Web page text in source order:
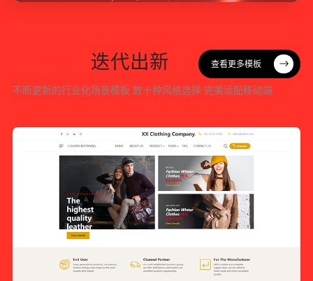
迭代出新
查看更多模板 查看更多模板
不 断更新的行业化场景模板 数十种风格选择 完美适配移动端